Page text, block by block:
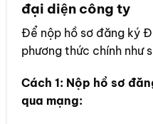
đại diện công ty
Để nộp hồ sơ đăng ký
phương thức chính như
Cách 1: Nộp hồ sơ
qua mạng: